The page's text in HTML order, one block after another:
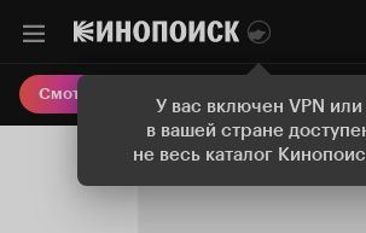
У вас включен VPN или
в вашей стране
не весь каталог
Смотреть кино Онлайн-